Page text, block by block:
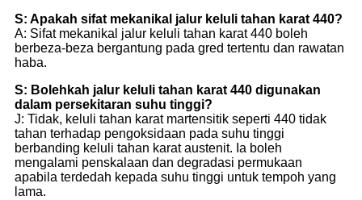
S: Apakah sifat mekanikal jalur keluli tahan karat 440?
A: Sifat mekanikal jalur keluli tahan karat 440 boleh
berbeza-beza bergantung pada gred tertentu dan rawatan
haba.
S: Bolehkah jalur keluli tahan karat 440 digunakan
dalam persekitaran suhu tinggi?
J: Tidak, keluli tahan karat martensitik seperti 440 tidak
tahan terhadap pengoksidaan pada suhu tinggi
berbanding keluli tahan karat austenit. Ia boleh
mengalami penskalaan dan degradasi permukaan
apabila terdedah kepada suhu tinggi untuk tempoh yang
lama.